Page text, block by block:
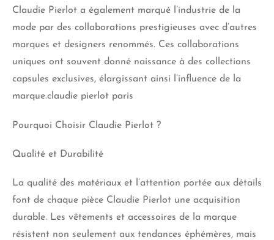
Claudie Pierlot a également marqué l’industrie de la
mode par des collaborations prestigieuses avec d’autres
marques et designers renommés. Ces collaborations
uniques ont souvent donné naissance à des collections
capsules exclusives, élargissant ainsi l’influence de la
marque.claudie pierlot paris
Pourquoi Choisir Claudie Pierlot ?
Qualité et Durabilité
La qualité des matériaux et l’attention portée aux détails
font de chaque pièce Claudie Pierlot une acquisition
durable. Les vêtements et accessoires de la marque
résistent non seulement aux tendances éphémères, mais